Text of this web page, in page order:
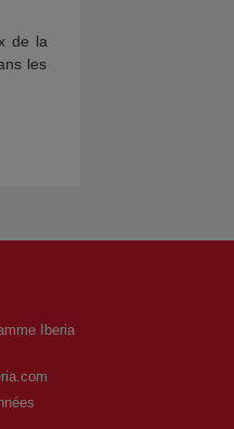
de la
les
Iberia